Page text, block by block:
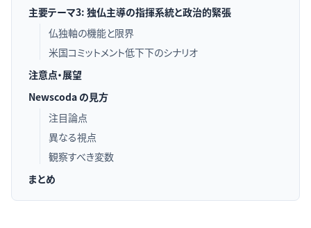
主要テーマ3: 独仏主導の指揮系統と政治的緊張
仏独軸の機能と限界
米国コミットメント低下下のシナリオ
注意点・展望
Newscoda の見方
注目論点
異なる視点
観察すべき変数
まとめ